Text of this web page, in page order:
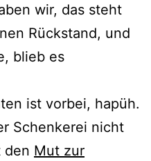
wir, das steht
Rückstand, und
blieb es
ist vor­bei, hapüh.
Schenkerei nicht
den Mut zur